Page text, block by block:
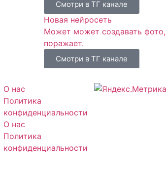
Смотри в ТГ канале
Новая нейросеть
Может может создавать фото,
поражает.
Смотри в ТГ канале
О нас
Политика
конфиденциальности
О нас
Политика
конфиденциальности